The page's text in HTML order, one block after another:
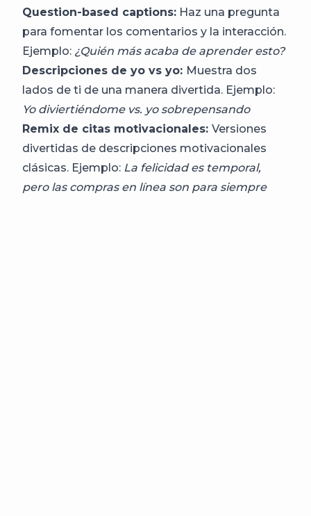
Question-based captions: Haz una pregunta
para fomentar los comentarios y la interacción.
Ejemplo: ¿Quién más acaba de aprender esto?
Descripciones de yo vs yo: Muestra dos
lados de ti de una manera divertida. Ejemplo:
Yo diviertiéndome vs. yo sobrepensando
Remix de citas motivacionales: Versiones
divertidas de descripciones motivacionales
clásicas. Ejemplo: La felicidad es temporal,
pero las compras en línea son para siempre